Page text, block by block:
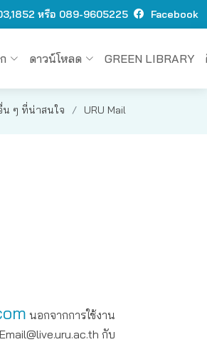
หรือ 089-9605225 Facebook
ดาวน์โหลด GREEN LIBRARY
น ๆ ที่น่าสนใจ URU Mail
นอกจากการใช้งาน
กับ